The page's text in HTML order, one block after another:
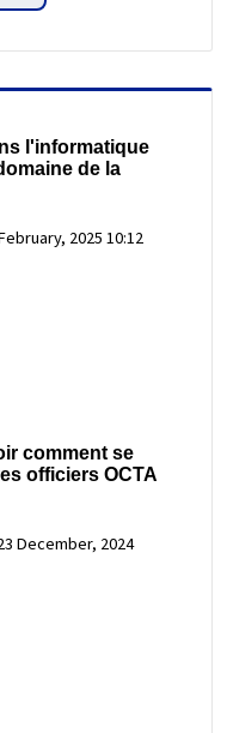
l'informatique
de la
2025 10:12
comment se
officiers OCTA
December, 2024